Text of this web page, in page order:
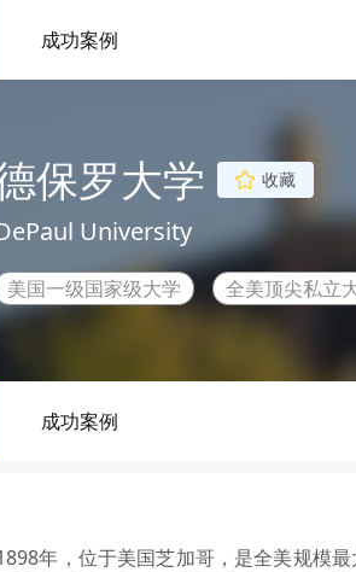
成功案例
保罗大学 收藏
University
美国一级国家级大学 全美顶尖私立
成功案例
年，位于美国芝加哥，是全美规模